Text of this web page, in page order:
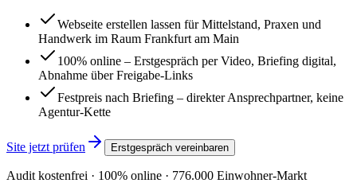
Webseite erstellen lassen für Mittelstand, Praxen und
Handwerk im Raum Frankfurt am Main
100% online – Erstgespräch per Video, Briefing digital,
Abnahme über Freigabe-Links
Festpreis nach Briefing – direkter Ansprechpartner, keine
Agentur-Kette
Site jetzt prüfen Erstgespräch vereinbaren
Audit kostenfrei · 100% online · 776.000 Einwohner-Markt